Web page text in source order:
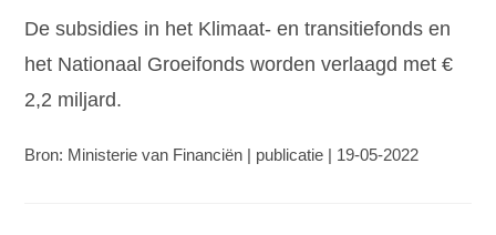
De subsidies in het Klimaat- en transitiefonds en
het Nationaal Groeifonds worden verlaagd met €
2,2 miljard.
Bron: Ministerie van Financiën | publicatie | 19-05-2022